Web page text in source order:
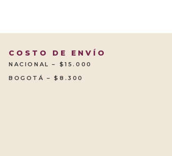
COSTO DE ENVÍO
NACIONAL – $15.000
BOGOTÁ – $8.300